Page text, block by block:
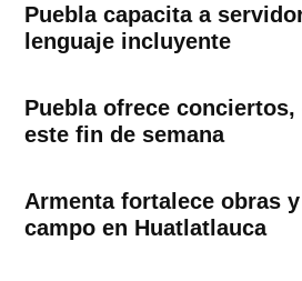
Puebla capacita a
lenguaje incluyente
Puebla ofrece
este fin de semana
Armenta fortalece obras
campo en Huatlatlauca